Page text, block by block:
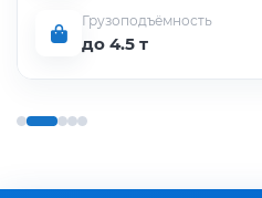
Грузоподъёмность
до 4.5 т